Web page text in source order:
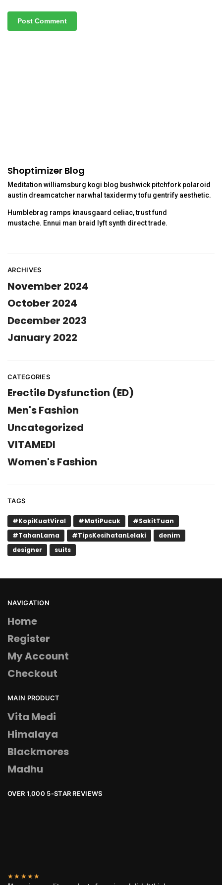
Shoptimizer Blog
Meditation williamsburg kogi blog bushwick pitchfork polaroid
austin dreamcatcher narwhal taxidermy tofu gentrify aesthetic.
Humblebrag ramps knausgaard celiac, trust fund
mustache. Ennui man braid lyft synth direct trade.
ARCHIVES
November 2024
October 2024
December 2023
January 2022
CATEGORIES
Erectile Dysfunction (ED)
Men's Fashion
Uncategorized
VITAMEDI
Women's Fashion
TAGS
#KopiKuatViral #MatiPucuk
#SakitTuan
#TahanLama
#TipsKesihatanLelaki
denim
designer
suits
NAVIGATION
Home
Register
My Account
Checkout
MAIN PRODUCT
Vita Medi
Himalaya
Blackmores
Madhu
OVER 1,000 5-STAR REVIEWS
★★★★★